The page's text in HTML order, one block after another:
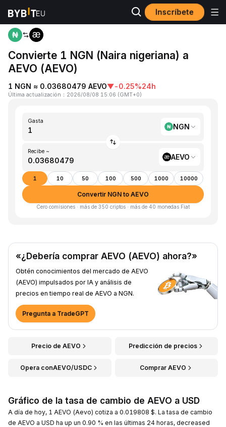
Inscríbete
Inicio NGN to AEVO
Convierte 1 NGN (Naira nigeriana) a
AEVO (AEVO)
1 NGN ≈ 0.03680479 AEVO▼-0.25%24h
Última actualización ： 2026/08/08 15:06 (GMT+0)
Gasta
NGN
Recibe ~
AEVO
1 10 50 100 500 1000 10000
Convertir NGN to AEVO
Cero comisiones · más de 350 criptos · más de 40 monedas Fiat
«¿Debería comprar AEVO (AEVO) ahora?»
Obtén conocimientos del mercado de AEVO
(AEVO) impulsados por IA y análisis de
precios en tiempo real de AEVO a NGN.
Pregunta a TradeGPT
Precio de AEVO Predicción de precios
Opera conAEVO/USDC Comprar AEVO
Gráfico de la tasa de cambio de AEVO a USD
A día de hoy, 1 AEVO (Aevo) cotiza a 0.019808 $. La tasa de cambio
de AEVO a USD ha up un 0.90 % en las últimas 24 horas, decreased